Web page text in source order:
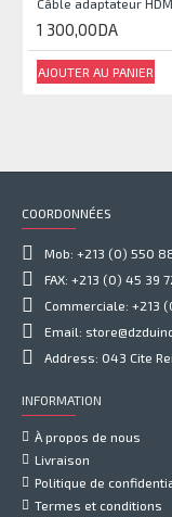
1 300,00DA
AJOUTER AU PANIER
COORDONNÉES
Mob: +213 (0) 550
FAX: +213 (0) 45 39
Commerciale: +213
Email:
Address: 043 Cite
INFORMATION
À propos de nous
Livraison
Politique de
Termes et conditions